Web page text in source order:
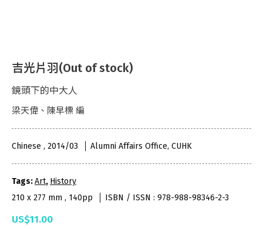
吉光片羽(Out of stock)
鏡頭下的中大人
梁天偉、陳早標 編
Chinese , 2014/03 Alumni Affairs Office, CUHK
Tags:Art, History
210 x 277 mm , 140pp
ISBN / ISSN : 978-988-98346-2-3
US$11.00